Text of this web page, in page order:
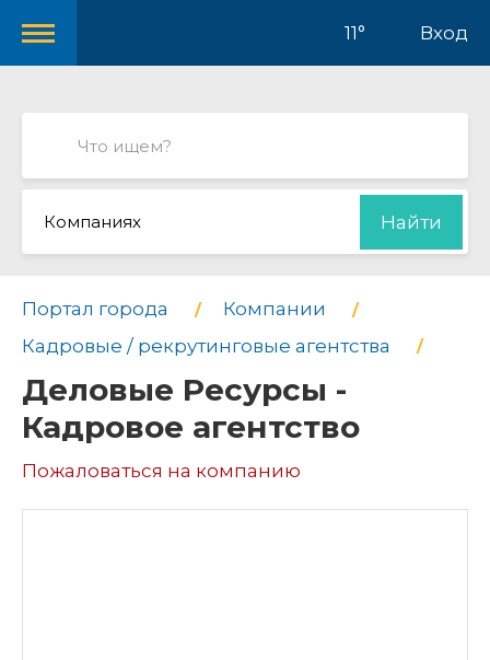
11° Вход
Компаниях Найти
Портал города
Компании
Кадровые / рекрутинговые агентства
Деловые Ресурсы -
Кадровое агентство
Пожаловаться на компанию